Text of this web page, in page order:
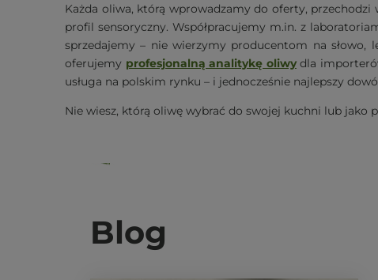
Każda oliwa, którą wprowadzamy do oferty,
profil sensoryczny. Współpracujemy m.in. z
sprzedajemy – nie wierzymy producentom na
oferujemy profesjonalną analitykę oliwydla
usługa na polskim rynku – i jednocześnie najlepszy
Nie wiesz, którą oliwę wybrać do swojej kuchni lub jako